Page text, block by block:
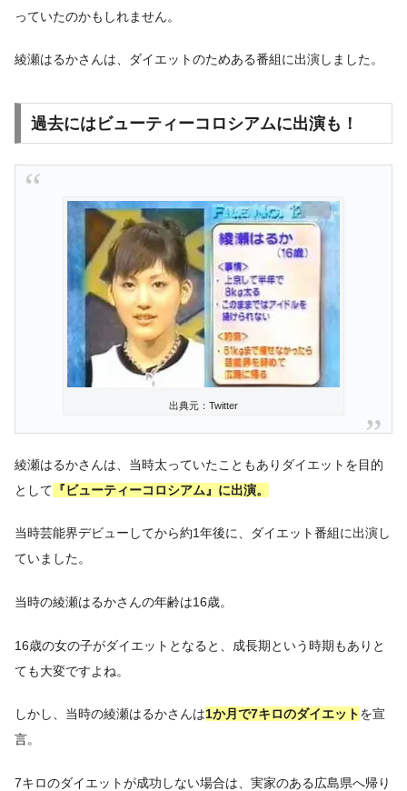
っていたのかもしれません。
綾瀬はるかさんは、ダイエットのためある番組に出演しました。
過去にはビューティーコロシアムに出演も！
出典元：Twitter
綾瀬はるかさんは、当時太っていたこともありダイエットを目的
として 『ビューティーコロシアム』に出演。
当時芸能界デビューしてから約1年後に、ダイエット番組に出演し
ていました。
当時の綾瀬はるかさんの年齢は16歳。
16歳の女の子がダイエットとなると、成長期という時期もありと
ても大変ですよね。
しかし、当時の綾瀬はるかさんは1か月で7キロのダイエットを宣
言。
7キロのダイエットが成功しない場合は、実家のある広島県へ帰り